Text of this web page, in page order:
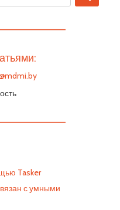
Tasker
с умными